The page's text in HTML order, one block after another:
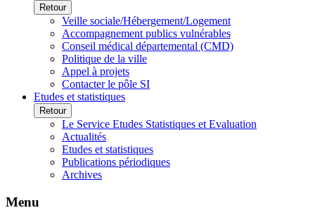
Retour
Veille sociale/Hébergement/Logement
Accompagnement publics vulnérables
Conseil médical départemental (CMD)
Politique de la ville
Appel à projets
Contacter le pôle SI
Etudes et statistiques
Retour
Le Service Etudes Statistiques et Evaluation
Actualités
Etudes et statistiques
Publications périodiques
Archives
Menu